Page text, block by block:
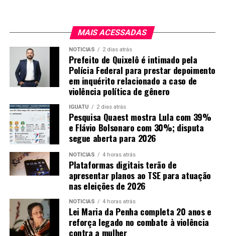
MAIS ACESSADAS
NOTICIAS 2 dias atrás
Prefeito de Quixelô é intimado pela
Polícia Federal para prestar depoimento
em inquérito relacionado a caso de
violência política de gênero
IGUATU 2 dias atrás
Pesquisa Quaest mostra Lula com 39%
e Flávio Bolsonaro com 30%; disputa
segue aberta para 2026
NOTICIAS 4 horas atrás
Plataformas digitais terão de
apresentar planos ao TSE para atuação
nas eleições de 2026
NOTICIAS 4 horas atrás
Lei Maria da Penha completa 20 anos e
reforça legado no combate à violência
contra a mulher